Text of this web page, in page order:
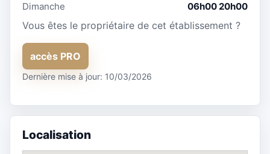
Dimanche
06h00 20h00
Vous êtes le propriétaire de cet établissement ?
accès PRO
Dernière mise à jour: 10/03/2026
Localisation